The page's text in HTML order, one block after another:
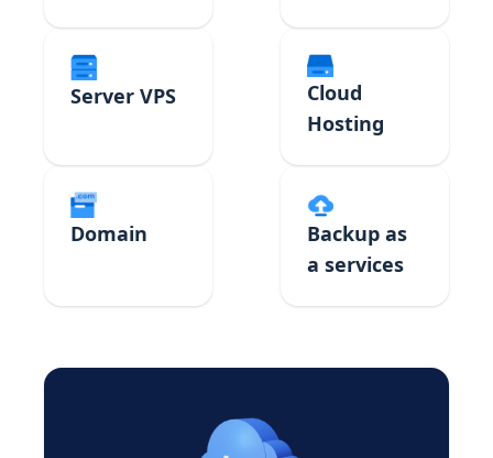
Server VPS
Cloud
Hosting
Domain
Backup as
a services